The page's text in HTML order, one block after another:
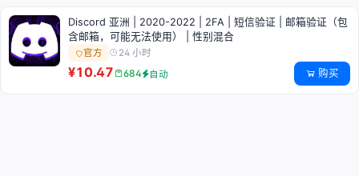
Discord 亚洲 | 2020-2022 | 2FA | 短信验证 | 邮箱验证（包
含邮箱，可能无法使用） | 性别混合
官方 24 小时
¥10.47 684 自动 购买